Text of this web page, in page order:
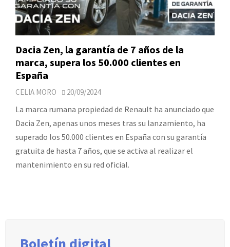
Dacia Zen, la garantía de 7 años de la
marca, supera los 50.000 clientes en
España
CELIA MORO 20/09/2024
La marca rumana propiedad de Renault ha anunciado que
Dacia Zen, apenas unos meses tras su lanzamiento, ha
superado los 50.000 clientes en España con su garantía
gratuita de hasta 7 años, que se activa al realizar el
mantenimiento en su red oficial.